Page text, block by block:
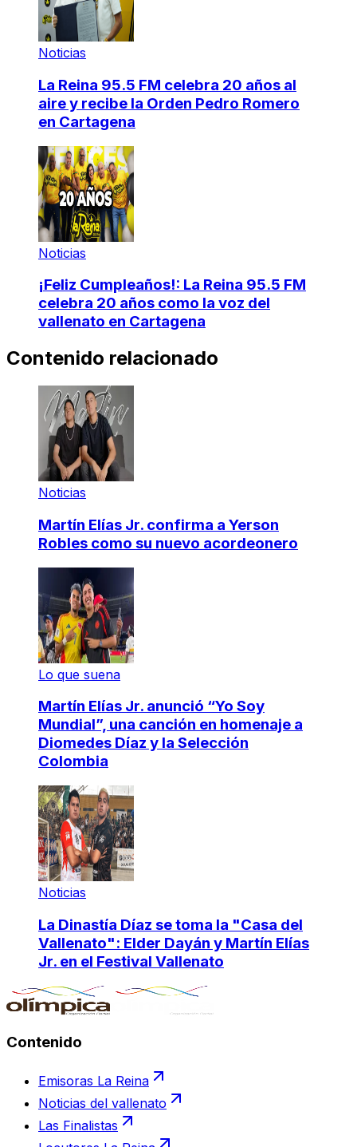
Noticias
La Reina 95.5 FM celebra 20 años al
aire y recibe la Orden Pedro Romero
en Cartagena
Noticias
¡Feliz Cumpleaños!: La Reina 95.5 FM
celebra 20 años como la voz del
vallenato en Cartagena
Contenido relacionado
Noticias
Martín Elías Jr. confirma a Yerson
Robles como su nuevo acordeonero
Lo que suena
Martín Elías Jr. anunció “Yo Soy
Mundial”, una canción en homenaje a
Diomedes Díaz y la Selección
Colombia
Noticias
La Dinastía Díaz se toma la "Casa del
Vallenato": Elder Dayán y Martín Elías
Jr. en el Festival Vallenato
Contenido
Emisoras La Reina
Noticias del vallenato
Las Finalistas